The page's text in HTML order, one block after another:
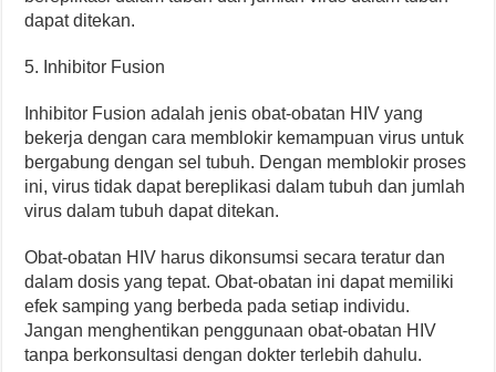
dapat ditekan.
5. Inhibitor Fusion
Inhibitor Fusion adalah jenis obat-obatan HIV yang
bekerja dengan cara memblokir kemampuan virus untuk
bergabung dengan sel tubuh. Dengan memblokir proses
ini, virus tidak dapat bereplikasi dalam tubuh dan jumlah
virus dalam tubuh dapat ditekan.
Obat-obatan HIV harus dikonsumsi secara teratur dan
dalam dosis yang tepat. Obat-obatan ini dapat memiliki
efek samping yang berbeda pada setiap individu.
Jangan menghentikan penggunaan obat-obatan HIV
tanpa berkonsultasi dengan dokter terlebih dahulu.